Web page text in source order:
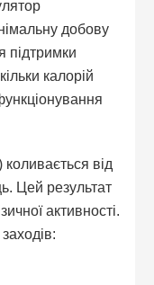
добову
підтримки
калорій
коливається від
Цей результат
активності.